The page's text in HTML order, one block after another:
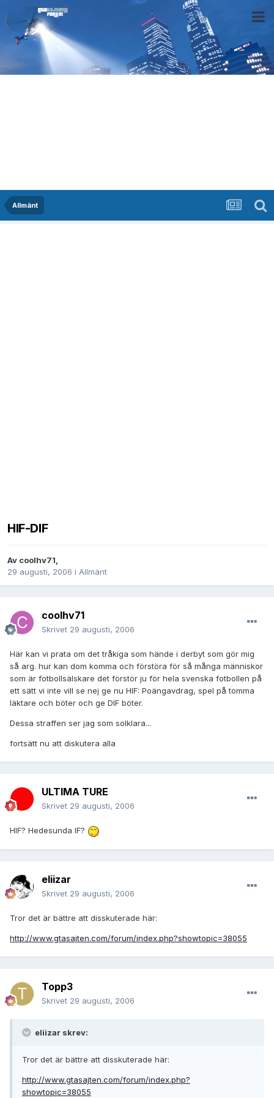
Allmänt
HIF-DIF
Av coolhv71,
29 augusti, 2006 i Allmänt
coolhv71
Skrivet 29 augusti, 2006
Här kan vi prata om det tråkiga som hände i derbyt som gör mig
så arg. hur kan dom komma och förstöra för så många människor
som är fotbollsälskare det förstör ju för hela svenska fotbollen på
ett sätt vi inte vill se nej ge nu HIF: Poängavdrag, spel på tomma
läktare och böter och ge DIF böter.
Dessa straffen ser jag som solklara...
fortsätt nu att diskutera alla
ULTIMA TURE
Skrivet 29 augusti, 2006
HIF? Hedesunda IF?
eliizar
Skrivet 29 augusti, 2006
Tror det är bättre att disskuterade här:
http://www.gtasajten.com/forum/index.php?showtopic=38055
Topp3
Skrivet 29 augusti, 2006
eliizar skrev:
Tror det är bättre att disskuterade här:
http://www.gtasajten.com/forum/index.php?
showtopic=38055